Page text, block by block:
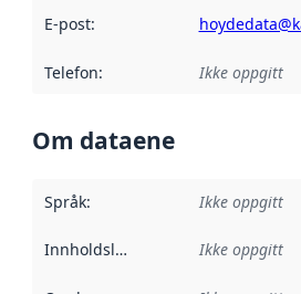
E-post:
Telefon: Ikke oppgitt
Om dataene
Språk: Ikke oppgitt
Innholdsleverandører :
Ikke oppgitt